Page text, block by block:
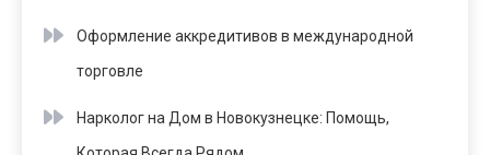
Оформление аккредитивов в международной
торговле
Нарколог на Дом в Новокузнецке: Помощь,